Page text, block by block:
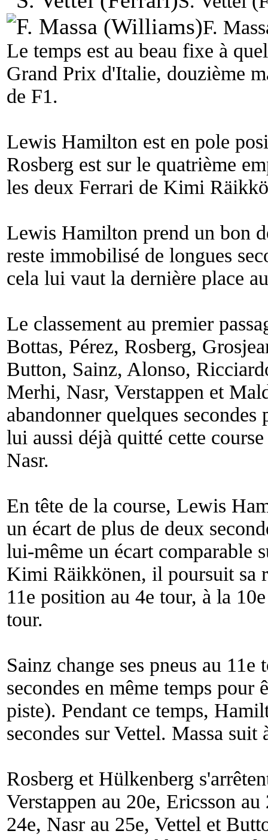
F.
Le temps est au beau fixe à
Grand Prix d'Italie, douzième
de F1.
Lewis Hamilton est en pole
Rosberg est sur le quatrième
les deux Ferrari de Kimi
Lewis Hamilton prend un bon
reste immobilisé de longues
cela lui vaut la dernière place
Le classement au premier
Bottas, Pérez, Rosberg,
Button, Sainz, Alonso,
Merhi, Nasr, Verstappen et
abandonner quelques
lui aussi déjà quitté cette
Nasr.
En tête de la course, Lewis
un écart de plus de deux
lui-même un écart comparable
Kimi Räikkönen, il poursuit sa
11e position au 4e tour, à la
tour.
Sainz change ses pneus au
secondes en même temps pour
piste). Pendant ce temps,
secondes sur Vettel. Massa suit
Rosberg et Hülkenberg
Verstappen au 20e, Ericsson
24e, Nasr au 25e, Vettel et